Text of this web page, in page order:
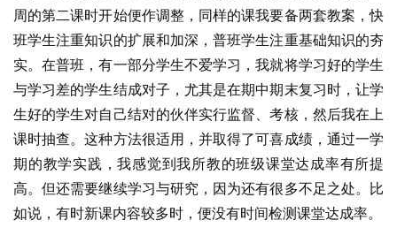
周的第二课时开始便作调整，同样的课我要备两套教案，快
班学生注重知识的扩展和加深，普班学生注重基础知识的夯
实。在普班，有一部分学生不爱学习，我就将学习好的学生
与学习差的学生结成对子，尤其是在期中期末复习时，让学
生好的学生对自己结对的伙伴实行监督、考核，然后我在上
课时抽查。这种方法很适用，并取得了可喜成绩，通过一学
期的教学实践，我感觉到我所教的班级课堂达成率有所提
高。但还需要继续学习与研究，因为还有很多不足之处。比
如说，有时新课内容较多时，便没有时间检测课堂达成率。